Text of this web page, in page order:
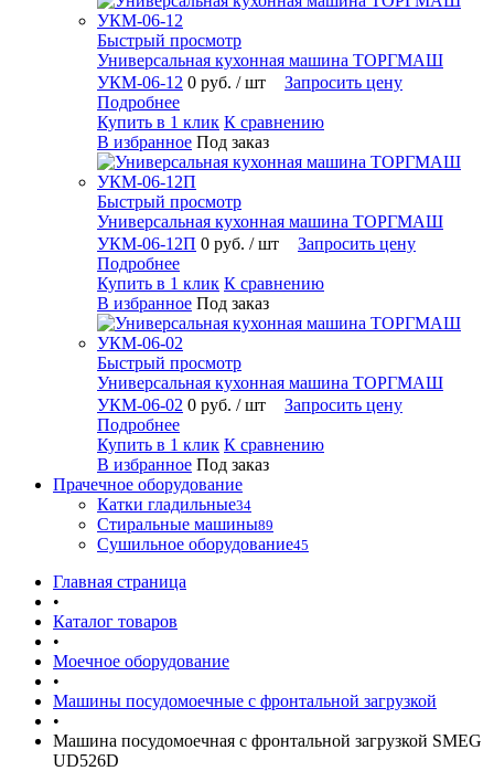
Быстрый просмотр
Универсальная кухонная машина ТОРГМАШ
УКМ-06-12 0 руб. / шт
Запросить цену
Подробнее
Купить в 1 клик К сравнению
В избранное Под заказ
Быстрый просмотр
Универсальная кухонная машина ТОРГМАШ
УКМ-06-12П 0 руб. / шт
Запросить цену
Подробнее
Купить в 1 клик К сравнению
В избранное Под заказ
Быстрый просмотр
Универсальная кухонная машина ТОРГМАШ
УКМ-06-02 0 руб. / шт
Запросить цену
Подробнее
Купить в 1 клик К сравнению
В избранное Под заказ
Прачечное оборудование
Катки гладильные34
Стиральные машины89
Сушильное оборудование45
Главная страница
•
Каталог товаров
•
Моечное оборудование
•
Машины посудомоечные с фронтальной загрузкой
•
Машина посудомоечная с фронтальной загрузкой SMEG
UD526D